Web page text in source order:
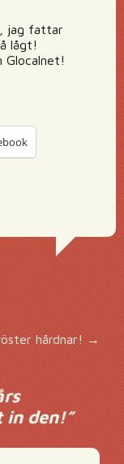
jag fattar
lågt!
Glocalnet!
hårdnar!→
in den!”